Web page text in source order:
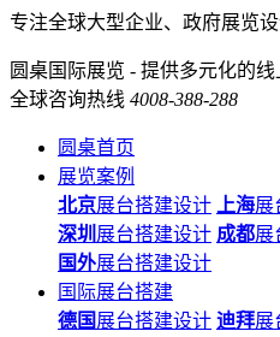
专注全球大型企业、政府展览
圆桌国际展览 - 提供多元化的
全球咨询热线 4008-388-288
圆桌首页
展览案例
北京展台搭建设计 上海展
深圳 展台搭建设计 成都展
国外展台搭建设计
国际展台搭建
德国 展台搭建设计 迪拜展